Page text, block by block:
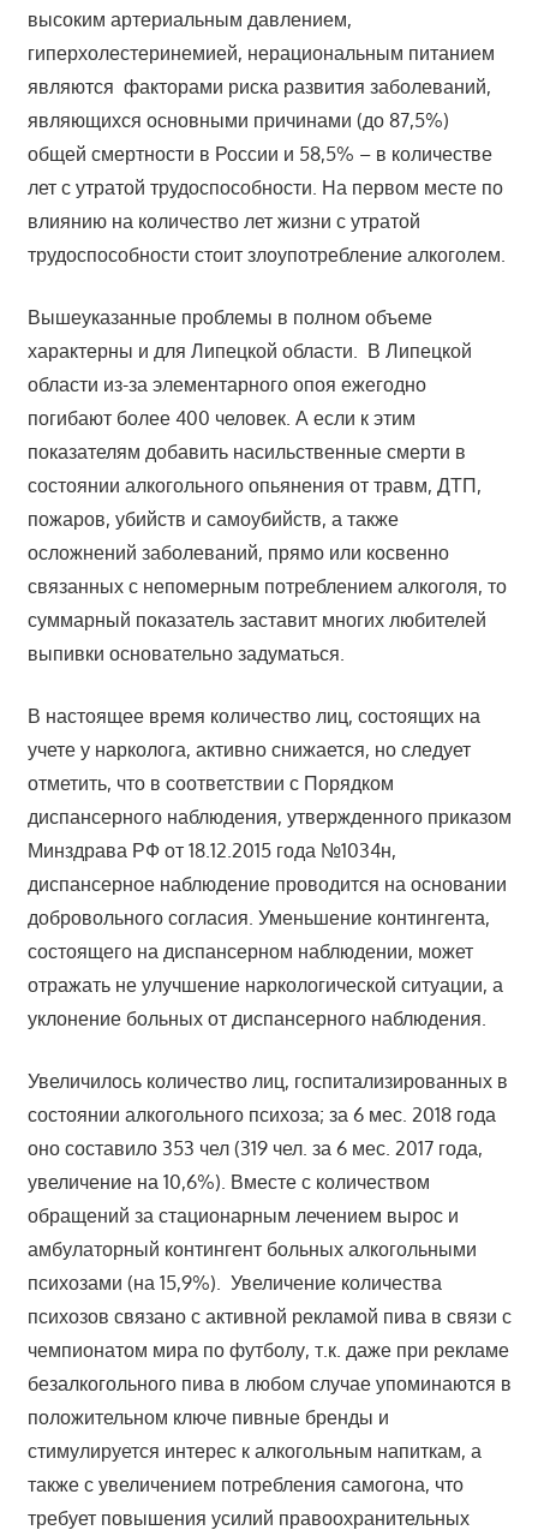
высоким артериальным давлением,
гиперхолестеринемией, нерациональным питанием
являются факторами риска развития заболеваний,
являющихся основными причинами (до 87,5%)
общей смертности в России и 58,5% – в количестве
лет с утратой трудоспособности. На первом месте по
влиянию на количество лет жизни с утратой
трудоспособности стоит злоупотребление алкоголем.
Вышеуказанные проблемы в полном объеме
характерны и для Липецкой области. В Липецкой
области из-за элементарного опоя ежегодно
погибают более 400 человек. А если к этим
показателям добавить насильственные смерти в
состоянии алкогольного опьянения от травм, ДТП,
пожаров, убийств и самоубийств, а также
осложнений заболеваний, прямо или косвенно
связанных с непомерным потреблением алкоголя, то
суммарный показатель заставит многих любителей
выпивки основательно задуматься.
В настоящее время количество лиц, состоящих на
учете у нарколога, активно снижается, но следует
отметить, что в соответствии с Порядком
диспансерного наблюдения, утвержденного приказом
Минздрава РФ от 18.12.2015 года №1034н,
диспансерное наблюдение проводится на основании
добровольного согласия. Уменьшение контингента,
состоящего на диспансерном наблюдении, может
отражать не улучшение наркологической ситуации, а
уклонение больных от диспансерного наблюдения.
Увеличилось количество лиц, госпитализированных в
состоянии алкогольного психоза; за 6 мес. 2018 года
оно составило 353 чел (319 чел. за 6 мес. 2017 года,
увеличение на 10,6%). Вместе с количеством
обращений за стационарным лечением вырос и
амбулаторный контингент больных алкогольными
психозами (на 15,9%). Увеличение количества
психозов связано с активной рекламой пива в связи с
чемпионатом мира по футболу, т.к. даже при рекламе
безалкогольного пива в любом случае упоминаются в
положительном ключе пивные бренды и
стимулируется интерес к алкогольным напиткам, а
также с увеличением потребления самогона, что
требует повышения усилий правоохранительных